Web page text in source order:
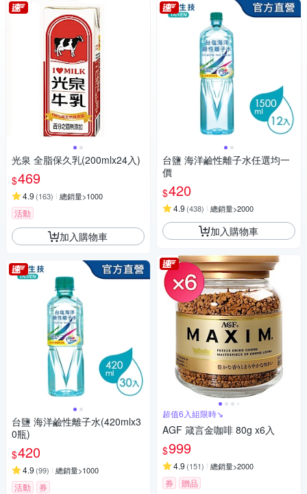
光泉 全脂保久乳(200mlx24入)
$469
4.9 (163) 總銷量>1000
活動
加入購物車
台鹽 海洋鹼性離子水(420mlx3
0瓶)
$420
4.9 (99) 總銷量>1000
活動 券
台鹽 海洋鹼性離子水任選均一
價
$420
4.9 (438) 總銷量>2000
加入購物車
超值6入組限時↘︎
AGF 箴言金咖啡 80g x6入
$999
4.9 (151) 總銷量>2000
券 贈品